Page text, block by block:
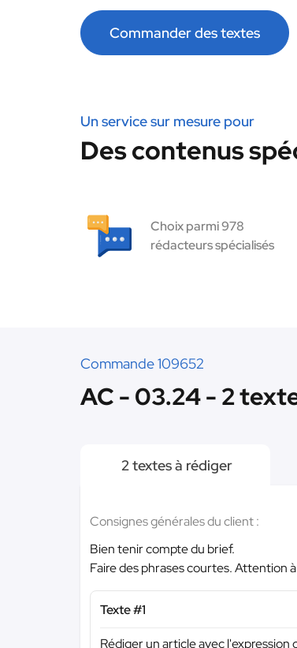
Commander des textes
Un service sur mesure pour
Des contenus
Choix parmi 978
rédacteurs spécialisés
Commande 109652
AC - 03.24 - 2
2 textes à rédiger
Consignes générales du client :
Bien tenir compte du brief.
Faire des phrases courtes. Attention
Texte #1
Rédiger un article avec